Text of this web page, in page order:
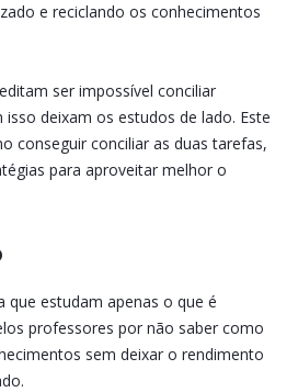
e reciclando os conhecimentos
ser impossível conciliar
deixam os estudos de lado. Este
conseguir conciliar as duas tarefas,
para aproveitar melhor o
que estudam apenas o que é
professores por não saber como
sem deixar o rendimento